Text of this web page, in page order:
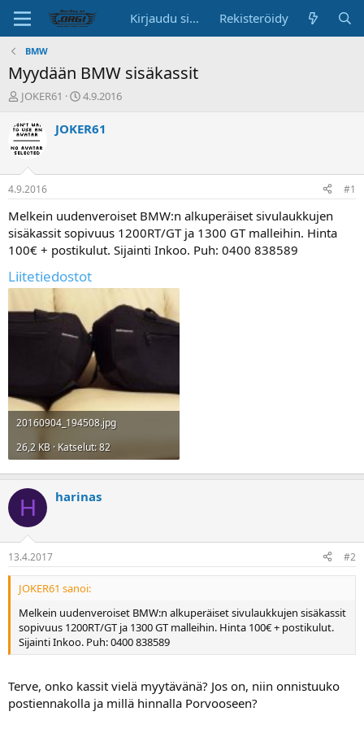
Kirjaudu sisään Rekisteröidy
BMW
Myydään BMW sisäkassit
K
s
k
u
s
t
e
l
u
n
a
l
o
t
JOKER61
A
o
p
ä
v
ä
4.9.2016
JOKER61
4.9.2016 #1
Melkein uudenveroiset BMW:n alkuperäiset sivulaukkujen
sisäkassit sopivuus 1200RT/GT ja 1300 GT malleihin. Hinta
100€ + postikulut. Sijainti Inkoo. Puh: 0400 838589
Liitetiedostot
20160904_194508.jpg
26,2 KB · Katselut: 82
H harinas
13.4.2017 #2
JOKER61 sanoi:
Melkein uudenveroiset BMW:n alkuperäiset sivulaukkujen sisäkassit
sopivuus 1200RT/GT ja 1300 GT malleihin. Hinta 100€ + postikulut.
Sijainti Inkoo. Puh: 0400 838589
Terve, onko kassit vielä myytävänä? Jos on, niin onnistuuko
postiennakolla ja millä hinnalla Porvooseen?